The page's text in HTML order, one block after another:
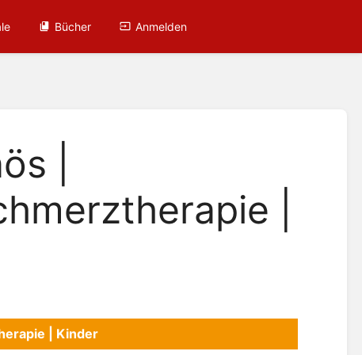
Bücher Anmelden
|
|
| Kinder